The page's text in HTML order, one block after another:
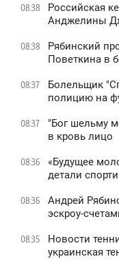
08:38
Российская
Анджелины
08:38
Рябинский
Поветкина в
08:37
Болельщик
полицию на
08:37
"Бог шельму
в кровь лицо
08:36
«Будущее
детали
08:36
Андрей
эскроу-
08:35
Новости
украинская